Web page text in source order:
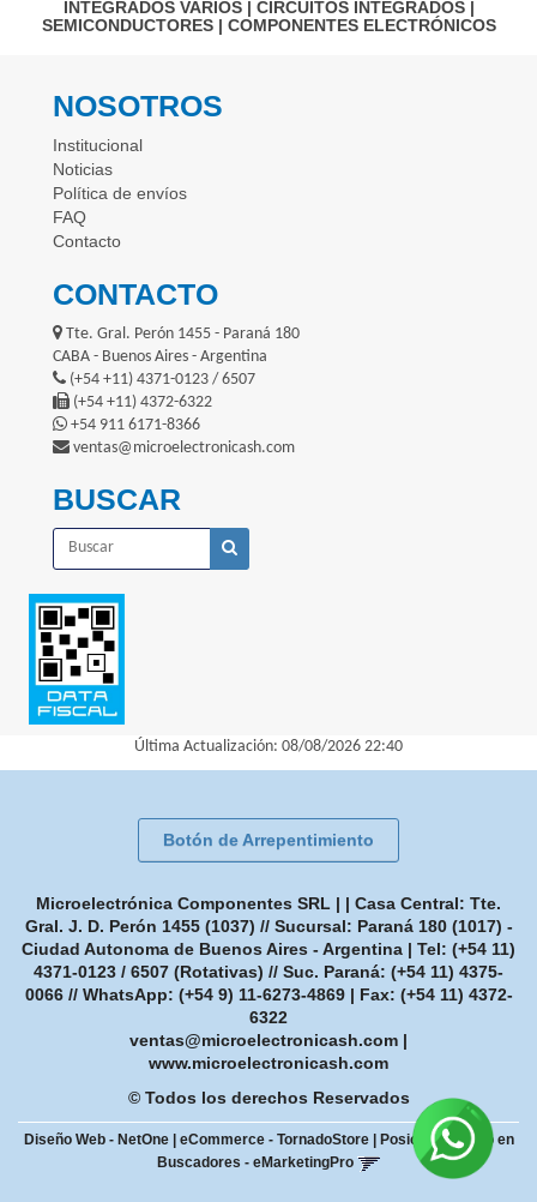
INTEGRADOS VARIOS| CIRCUITOS INTEGRADOS|
SEMICONDUCTORES| COMPONENTES ELECTRÓNICOS
NOSOTROS
Institucional
Noticias
Política de envíos
FAQ
Contacto
CONTACTO
Tte. Gral. Perón 1455 - Paraná 180
CABA - Buenos Aires - Argentina
(+54 +11) 4371-0123 / 6507
(+54 +11) 4372-6322
+54 911 6171-8366
ventas@microelectronicash.com
BUSCAR
Última Actualización: 08/08/2026 22:40
Botón de Arrepentimiento
Microelectrónica Componentes SRL | | Casa Central: Tte.
Gral. J. D. Perón 1455 (1037) // Sucursal: Paraná 180 (1017) -
Ciudad Autonoma de Buenos Aires - Argentina | Tel: (+54 11)
4371-0123 / 6507 (Rotativas) // Suc. Paraná: (+54 11) 4375-
0066 // WhatsApp: (+54 9) 11-6273-4869| Fax: (+54 11) 4372-
6322
ventas@microelectronicash.com |
www.microelectronicash.com
© Todos los derechos Reservados
Diseño Web - NetOne| eCommerce - TornadoStore|
Posicionamiento en
Buscadores - eMarketingPro